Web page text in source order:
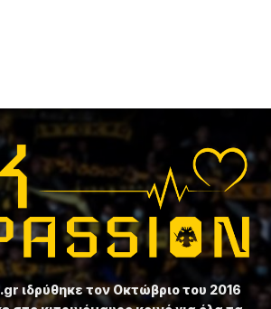
ιδρύθηκε τον Οκτώβριο του 2016